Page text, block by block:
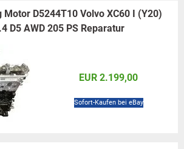
D5244T10 Volvo XC60 I (Y20)
D5 AWD 205 PS Reparatur
EUR 2.199,00
Sofort-Kaufen bei eBay